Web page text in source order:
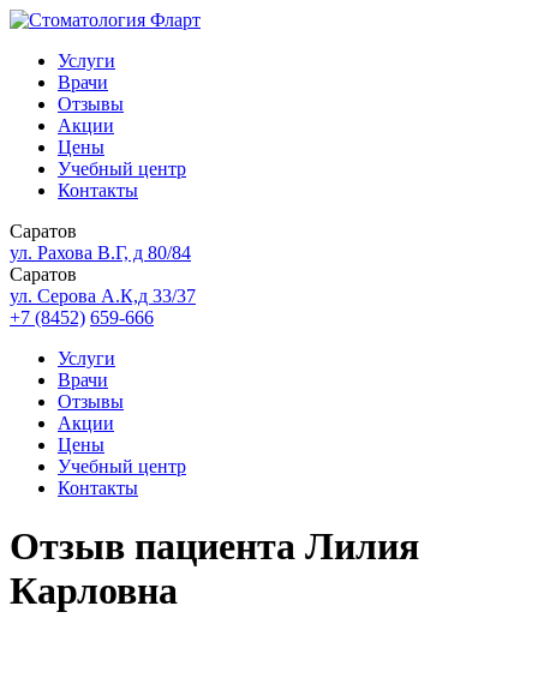
Услуги
Врачи
Отзывы
Акции
Цены
Учебный центр
Контакты
Саратов
ул. Рахова В.Г, д 80/84
Саратов
ул. Серова А.К,д 33/37
+7 (8452) 659-666
Услуги
Врачи
Отзывы
Акции
Цены
Учебный центр
Контакты
Отзыв пациента Лилия
Карловна